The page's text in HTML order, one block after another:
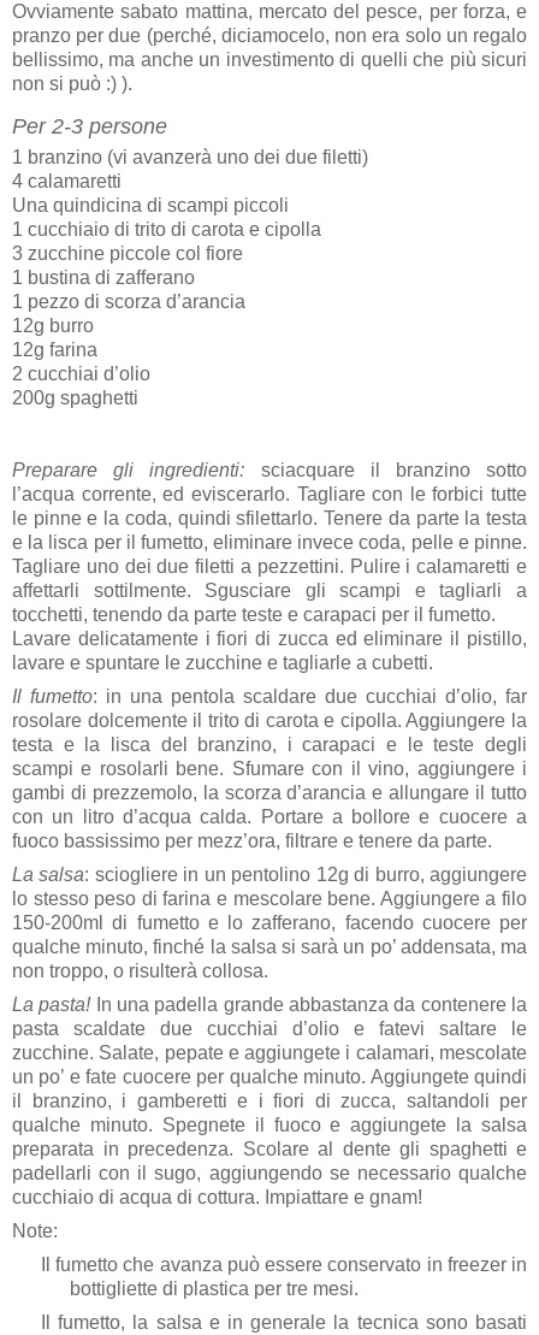
Ovviamente sabato mattina, mercato del pesce, per forza, e
pranzo per due (perché, diciamocelo, non era solo un regalo
bellissimo, ma anche un investimento di quelli che più sicuri
non si può :) ).
Per 2-3 persone
1 branzino (vi avanzerà uno dei due filetti)
4 calamaretti
Una quindicina di scampi piccoli
1 cucchiaio di trito di carota e cipolla
3 zucchine piccole col fiore
1 bustina di zafferano
1 pezzo di scorza d’arancia
12g burro
12g farina
2 cucchiai d’olio
200g spaghetti
Preparare gli ingredienti: sciacquare il branzino sotto
l’acqua corrente, ed eviscerarlo. Tagliare con le forbici tutte
le pinne e la coda, quindi sfilettarlo. Tenere da parte la testa
e la lisca per il fumetto, eliminare invece coda, pelle e pinne.
Tagliare uno dei due filetti a pezzettini. Pulire i calamaretti e
affettarli sottilmente. Sgusciare gli scampi e tagliarli a
tocchetti, tenendo da parte teste e carapaci per il fumetto.
Lavare delicatamente i fiori di zucca ed eliminare il pistillo,
lavare e spuntare le zucchine e tagliarle a cubetti.
Il fumetto: in una pentola scaldare due cucchiai d’olio, far
rosolare dolcemente il trito di carota e cipolla. Aggiungere la
testa e la lisca del branzino, i carapaci e le teste degli
scampi e rosolarli bene. Sfumare con il vino, aggiungere i
gambi di prezzemolo, la scorza d’arancia e allungare il tutto
con un litro d’acqua calda. Portare a bollore e cuocere a
fuoco bassissimo per mezz’ora, filtrare e tenere da parte.
La salsa: sciogliere in un pentolino 12g di burro, aggiungere
lo stesso peso di farina e mescolare bene. Aggiungere a filo
150-200ml di fumetto e lo zafferano, facendo cuocere per
qualche minuto, finché la salsa si sarà un po’ addensata, ma
non troppo, o risulterà collosa.
La pasta!In una padella grande abbastanza da contenere la
pasta scaldate due cucchiai d’olio e fatevi saltare le
zucchine. Salate, pepate e aggiungete i calamari, mescolate
un po’ e fate cuocere per qualche minuto. Aggiungete quindi
il branzino, i gamberetti e i fiori di zucca, saltandoli per
qualche minuto. Spegnete il fuoco e aggiungete la salsa
preparata in precedenza. Scolare al dente gli spaghetti e
padellarli con il sugo, aggiungendo se necessario qualche
cucchiaio di acqua di cottura. Impiattare e gnam!
Note:
Il fumetto che avanza può essere conservato in freezer in
bottigliette di plastica per tre mesi.
Il fumetto, la salsa e in generale la tecnica sono basati